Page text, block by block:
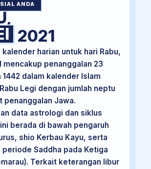
ANDA
2021
kalender harian untuk hari Rabu,
mencakup penanggalan 23
1442 dalam kalender Islam
Legi dengan jumlah neptu
penanggalan Jawa.
data astrologi dan siklus
berada di bawah pengaruh
shio Kerbau Kayu, serta
periode Saddha pada Ketiga
Terkait keterangan libur